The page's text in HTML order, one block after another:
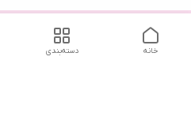
دسته‌بندی خانه